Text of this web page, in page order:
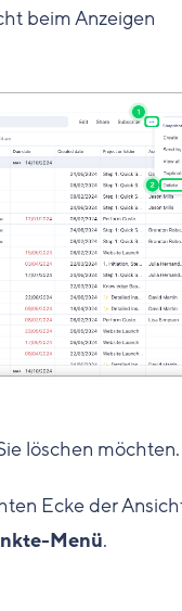
beim Anzeigen
löschen möchten.
Ecke der
Menü.